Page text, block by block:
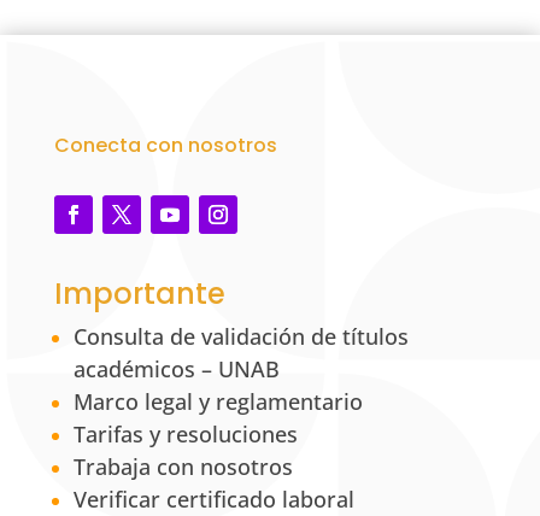
Conecta con nosotros
Importante
Consulta de validación de títulos
académicos – UNAB
Marco legal y reglamentario
Tarifas y resoluciones
Trabaja con nosotros
Verificar certificado laboral